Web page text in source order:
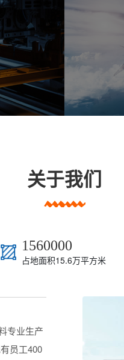
关于我们
1560000
占地面积15.6万平方米
专业生产
员工400